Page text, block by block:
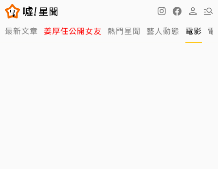
最新文章 姜厚任公開女友 熱門星聞 藝人動態 電影